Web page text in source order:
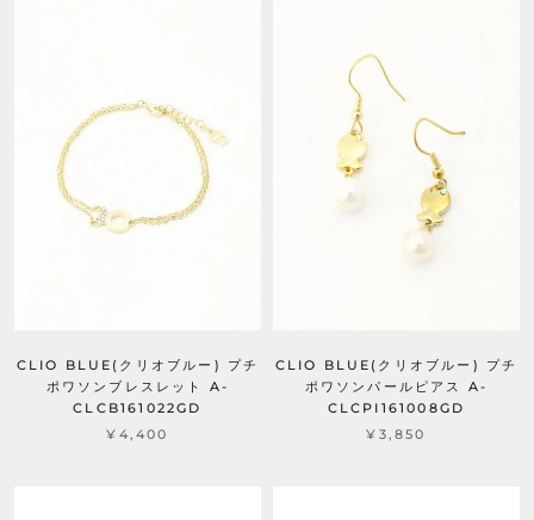
CLIO BLUE(クリオブルー) プチ
ポワソンブレスレット A-
CLCB161022GD
¥4,400
CLIO BLUE(クリオブルー) プチ
ポワソンパールピアス A-
CLCPI161008GD
¥3,850